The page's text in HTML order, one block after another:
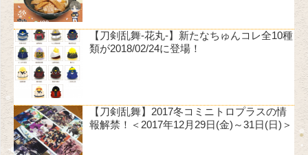
【刀剣乱舞-花丸-】新たなちゅんコレ全10種
類が2018/02/24に登場！
【刀剣乱舞】2017冬コミニトロプラスの情
報解禁！＜2017年12月29日(金)～31日(日)＞